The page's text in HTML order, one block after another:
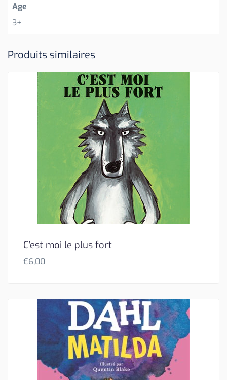
Age
3+
Produits similaires
C’est moi le plus fort
€6,00